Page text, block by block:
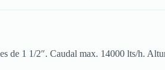
de 1 1/2″. Caudal max. 14000 lts/h.